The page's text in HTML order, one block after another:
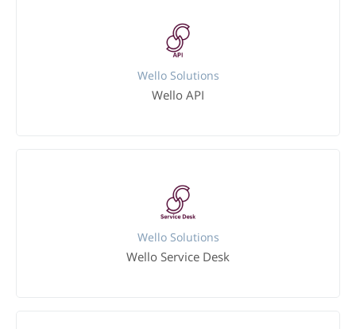
Wello Solutions
Wello API
Wello Solutions
Wello Service Desk